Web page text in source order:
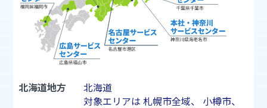
北海道地方
北海道
対象エリアは 札幌市全域、 小樽市、